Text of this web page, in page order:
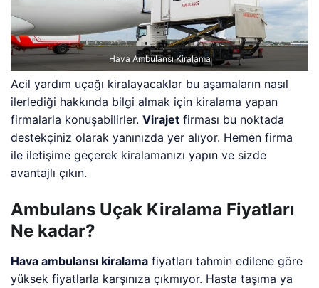
Hava Ambulansı Kiralama
Acil yardım uçağı kiralayacaklar bu aşamaların nasıl
ilerlediği hakkında bilgi almak için kiralama yapan
firmalarla konuşabilirler.Virajet firması bu noktada
destekçiniz olarak yanınızda yer alıyor. Hemen firma
ile iletişime geçerek kiralamanızı yapın ve sizde
avantajlı çıkın.
Ambulans Uçak Kiralama Fiyatları
Ne kadar?
Hava ambulansı kiralama fiyatları tahmin edilene göre
yüksek fiyatlarla karşınıza çıkmıyor. Hasta taşıma ya